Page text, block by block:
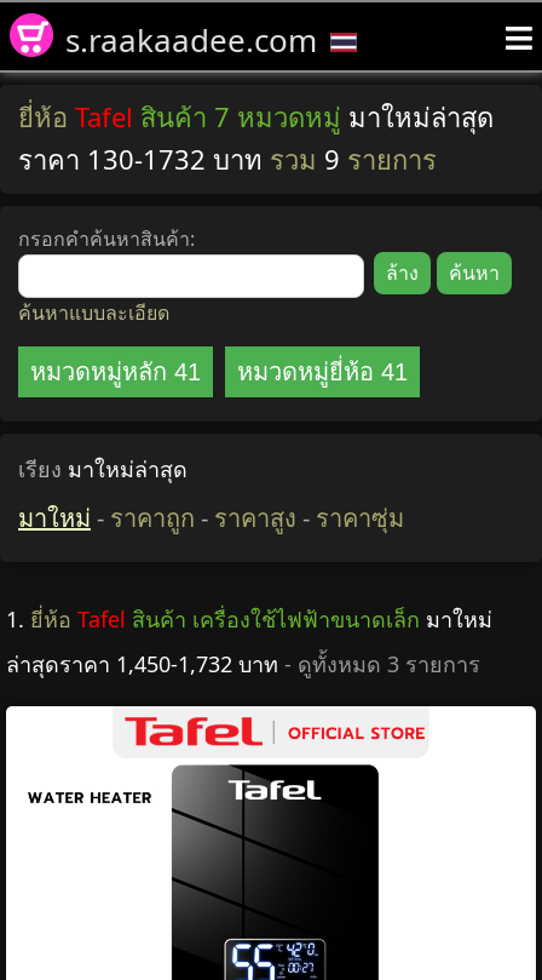
s.raakaadee.com
ยี่ห้อ Tafel สินค้า 7 หมวดหมู่ มาใหม่ล่าสุด
ราคา 130-1732 บาท รวม 9 รายการ
กรอกคำค้นหาสินค้า:
ค้นหาแบบละเอียด
หมวดหมู่หลัก 41 หมวดหมู่ยี่ห้อ 41
เรียง มาใหม่ล่าสุด
มาใหม่ - ราคาถูก - ราคาสูง - ราคาซุ่ม
1. ยี่ห้อ Tafel สินค้า เครื่องใช้ไฟฟ้าขนาดเล็ก มาใหม่
ล่าสุดราคา 1,450-1,732 บาท - ดูทั้งหมด 3 รายการ